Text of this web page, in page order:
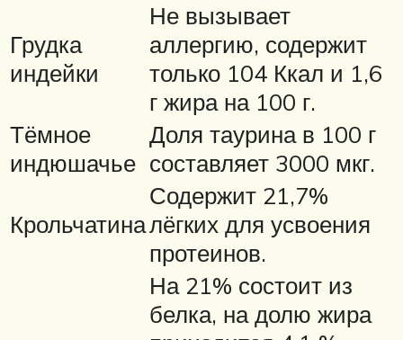
Грудка
индейки
Не вызывает
аллергию, содержит
только 104 Ккал и 1,6
г жира на 100 г.
Тёмное
индюшачье
Доля таурина в 100 г
составляет 3000 мкг.
Крольчатина
Содержит 21,7%
лёгких для усвоения
протеинов.
На 21% состоит из
белка, на долю жира